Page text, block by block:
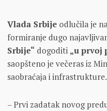
Vlada Srbije odlučila je
formiranje dugo
Srbije“ dogoditi „u prvoj
saopšteno je večeras iz
saobraćaja i infrastrukture.
– Prvi zadatak novog